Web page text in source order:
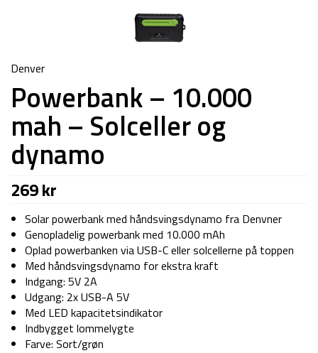
Denver
Powerbank – 10.000
mah – Solceller og
dynamo
269kr
Solar powerbank med håndsvingsdynamo fra Denvner
Genopladelig powerbank med 10.000 mAh
Oplad powerbanken via USB-C eller solcellerne på toppen
Med håndsvingsdynamo for ekstra kraft
Indgang: 5V 2A
Udgang: 2x USB-A 5V
Med LED kapacitetsindikator
Indbygget lommelygte
Farve: Sort/grøn